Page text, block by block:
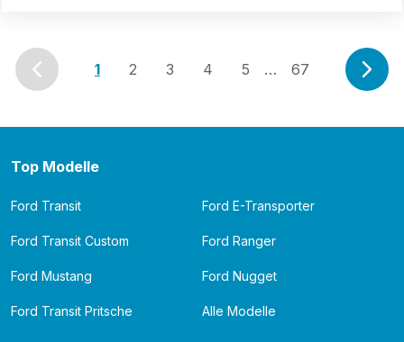
1 2 3 4 5 … 67
Top Modelle
Ford Transit Ford E-Transporter
Ford Transit Custom Ford Ranger
Ford Mustang Ford Nugget
Ford Transit Pritsche Alle Modelle